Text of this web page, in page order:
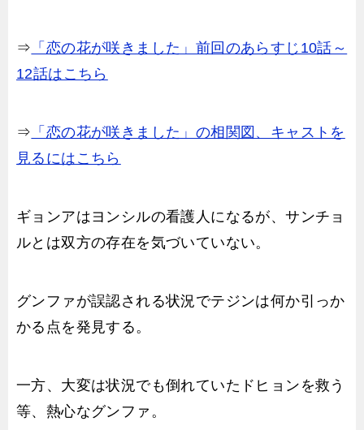
⇒ 「恋の花が咲きました」前回のあらすじ10話～
12話はこちら
⇒ 「恋の花が咲きました」の相関図、キャストを
見るにはこちら
ギョンアはヨンシルの看護人になるが、サンチョ
ルとは双方の存在を気づいていない。
グンファが誤認される状況でテジンは何か引っか
かる点を発見する。
一方、大変は状況でも倒れていたドヒョンを救う
等、熱心なグンファ。